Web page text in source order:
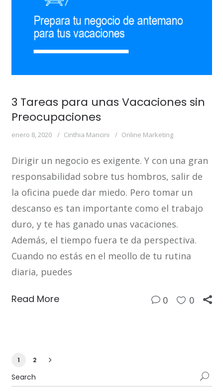
3 Tareas para unas Vacaciones sin
Preocupaciones
enero 8, 2020 Cinthia Mancini Online Marketing
Dirigir un negocio es exigente. Y con una gran
responsabilidad sobre tus hombros, salir de
la oficina puede dar miedo. Pero tomar un
descanso es tan importante como el trabajo
duro, y te has ganado unas vacaciones.
Además, el tiempo fuera te da perspectiva.
Cuando no estás en el meollo de tu rutina
diaria, puedes
Read More 0 0
1 2